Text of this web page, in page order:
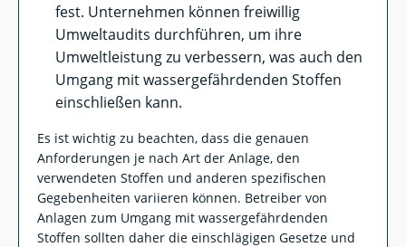
fest. Unternehmen können freiwillig
Umweltaudits durchführen, um ihre
Umweltleistung zu verbessern, was auch den
Umgang mit wassergefährdenden Stoffen
einschließen kann.
Es ist wichtig zu beachten, dass die genauen
Anforderungen je nach Art der Anlage, den
verwendeten Stoffen und anderen spezifischen
Gegebenheiten variieren können. Betreiber von
Anlagen zum Umgang mit wassergefährdenden
Stoffen sollten daher die einschlägigen Gesetze und